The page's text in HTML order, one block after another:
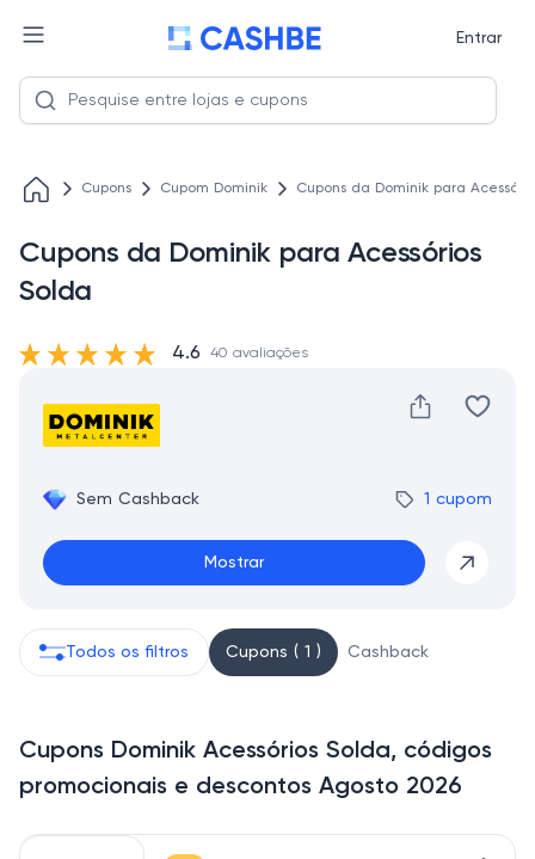
Entrar
Cupons Cupom Dominik Cupons da Dominik para
Cupons da Dominik para Acessórios
Solda
Sem Cashback 1 cupom
Mostrar
4.6 40 avaliações
Todos os filtros Cupons ( 1 ) Cashback
Cupons Dominik Acessórios Solda, códigos
promocionais e descontos Agosto 2026